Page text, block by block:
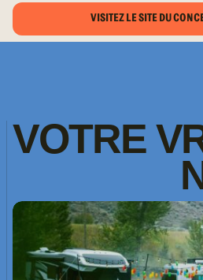
VISITEZ LE SITE DU
VOTRE